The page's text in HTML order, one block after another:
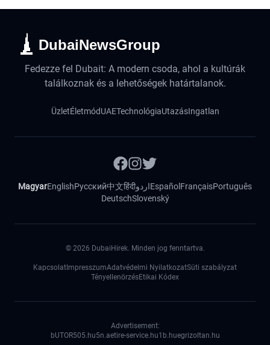
DubaiNewsGroup
Fedezze fel Dubait: A modern csoda, ahol a kultúrák
találkoznak és a lehetőségek határtalanok.
ÜzletÉletmódUAETechnológiaUtazásIngatlan
MagyarEnglishРусский中文हिंदीاردوEspañol FrançaisPortuguês
DeutschSlovenský
© 2026 DubaiHirek. Minden jog fenntartva.
Kapcsolat ImpresszumAdatvédelmi NyilatkozatSüti szabályzat
TényellenörzésEtikai Kódex
Advertisement:
bUTOR505.hu5n.aetire-service.hu1b.huegrizoltan.hu